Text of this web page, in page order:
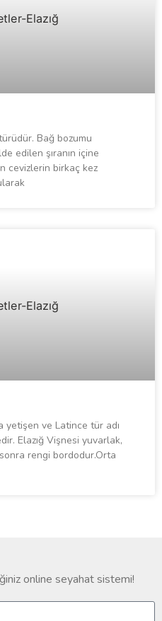
Bağ bozumu
edilen şıranın içine
cevizlerin birkaç kez
yetişen ve Latince tür adı
Elazığ Vişnesi yuvarlak,
rengi bordodur.Orta
online seyahat sistemi!